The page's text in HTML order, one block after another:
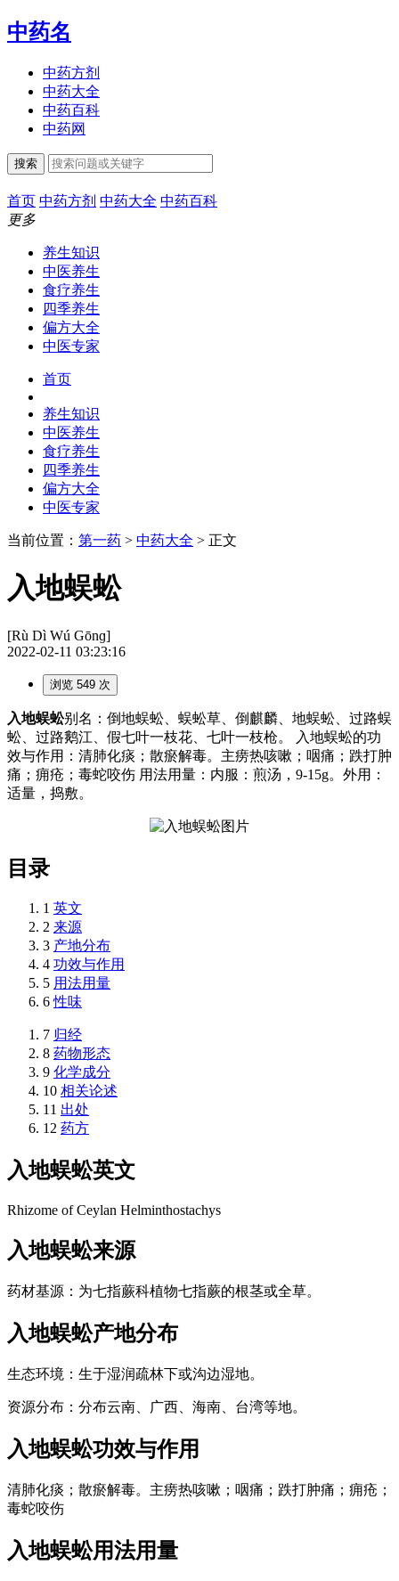
中药名
中药方剂
中药大全
中药百科
中药网
搜索
首页 中药方剂 中药大全 中药百科
更多
养生知识
中医养生
食疗养生
四季养生
偏方大全
中医专家
首页
养生知识
中医养生
食疗养生
四季养生
偏方大全
中医专家
当前位置： 第一药 > 中药大全 > 正文
入地蜈蚣
[Rù Dì Wú Gōnɡ]
2022-02-11 03:23:16
浏览 549 次
入地蜈蚣别名：倒地蜈蚣、蜈蚣草、倒麒麟、地蜈蚣、过路蜈
蚣、过路鹅江、假七叶一枝花、七叶一枝枪。 入地蜈蚣的功
效与作用：清肺化痰；散瘀解毒。主痨热咳嗽；咽痛；跌打肿
痛；痈疮；毒蛇咬伤 用法用量：内服：煎汤，9-15g。外用：
适量，捣敷。
目录
1 英文
2 来源
3 产地分布
4 功效与作用
5 用法用量
6 性味
7 归经
8 药物形态
9 化学成分
10 相关论述
11 出处
12 药方
入地蜈蚣英文
Rhizome of Ceylan Helminthostachys
入地蜈蚣来源
药材基源：为七指蕨科植物七指蕨的根茎或全草。
入地蜈蚣产地分布
生态环境：生于湿润疏林下或沟边湿地。
资源分布：分布云南、广西、海南、台湾等地。
入地蜈蚣功效与作用
清肺化痰；散瘀解毒。主痨热咳嗽；咽痛；跌打肿痛；痈疮；
毒蛇咬伤
入地蜈蚣用法用量